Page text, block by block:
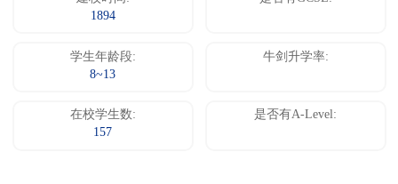
1894
学生年龄段:
8~13
牛剑升学率:
在校学生数:
157
是否有A-Level: